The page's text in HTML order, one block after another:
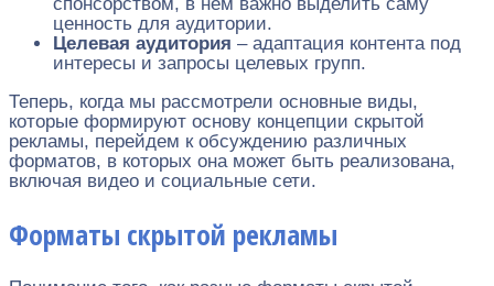
ценность для аудитории.
Целевая аудитория – адаптация контента под
интересы и запросы целевых групп.
Теперь, когда мы рассмотрели основные виды,
которые формируют основу концепции скрытой
рекламы, перейдем к обсуждению различных
форматов, в которых она может быть реализована,
включая видео и социальные сети.
Форматы скрытой рекламы